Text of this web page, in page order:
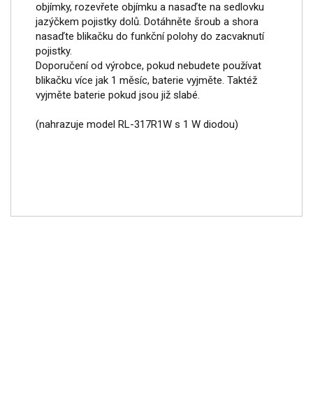
objímky, rozevřete objímku a nasaďte na sedlovku
jazýčkem pojistky dolů. Dotáhněte šroub a shora
nasaďte blikačku do funkční polohy do zacvaknutí
pojistky.
Doporučení od výrobce, pokud nebudete používat
blikačku více jak 1 měsíc, baterie vyjměte. Taktéž
vyjměte baterie pokud jsou již slabé.
(nahrazuje model RL-317R1W s 1 W diodou)